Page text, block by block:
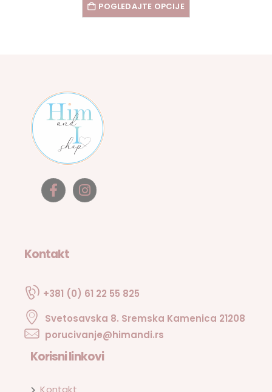
POGLEDAJTE OPCIJE
Kontakt
+381 (0) 61 22 55 825
Svetosavska 8. Sremska Kamenica 21208
porucivanje@himandi.rs
Korisni linkovi
Kontakt